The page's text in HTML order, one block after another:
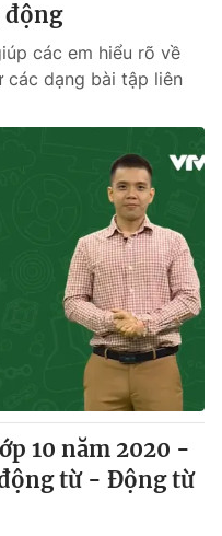
động
các em hiểu rõ về
các dạng bài tập liên
10 năm 2020 -
từ - Động từ